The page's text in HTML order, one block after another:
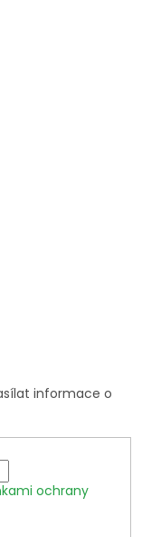
informace o
ochrany